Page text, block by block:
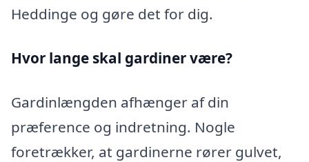
Heddinge og gøre det for dig.
Hvor lange skal gardiner være?
Gardinlængden afhænger af din
præference og indretning. Nogle
foretrækker, at gardinerne rører gulvet,